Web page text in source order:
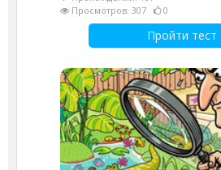
Просмотров: 307
0
Пройти тест